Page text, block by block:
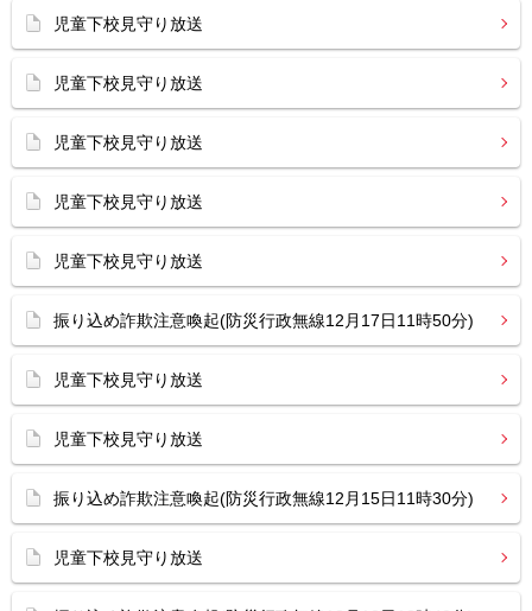
児童下校見守り放送
児童下校見守り放送
児童下校見守り放送
児童下校見守り放送
児童下校見守り放送
振り込め詐欺注意喚起(防災行政無線12月17日11時50分)
児童下校見守り放送
児童下校見守り放送
振り込め詐欺注意喚起(防災行政無線12月15日11時30分)
児童下校見守り放送